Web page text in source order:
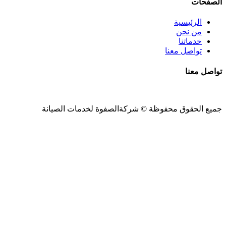
الصفحات
الرئيسية
من نحن
خدماتنا
تواصل معنا
تواصل معنا
جميع الحقوق محفوظة © شركةالصفوة لخدمات الصيانة